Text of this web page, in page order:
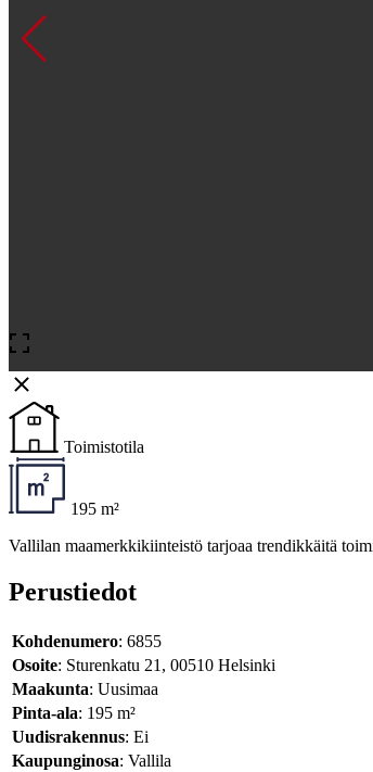
Toimistotila
195 m²
Vallilan maamerkkikiinteistö tarjoaa trendikkäitä
Perustiedot
Kohdenumero: 6855
Osoite: Sturenkatu 21, 00510 Helsinki
Maakunta: Uusimaa
Pinta-ala: 195 m²
Uudisrakennus: Ei
Kaupunginosa: Vallila